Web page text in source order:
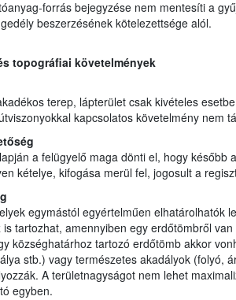
forrás bejegyzése nem mentesíti a
beszerzésének kötelezettsége alól.
topográfiai követelmények
terep, lápterület csak kivételes
kapcsolatos követelmény nem
a felügyelő maga dönti el, hogy később
kételye, kifogása merül fel, jogosult a
egymástól egyértelműen elhatárolhatók
tartozhat, amennyiben egy erdőtömbről
községhatárhoz tartozó erdőtömb akkor
stb.) vagy természetes akadályok (folyó,
A területnagyságot nem lehet
egyben.